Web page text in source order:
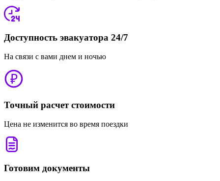
Доступность эвакуатора 24/7
На связи с вами днем и ночью
Точный расчет стоимости
Цена не изменится во время поездки
Готовим документы